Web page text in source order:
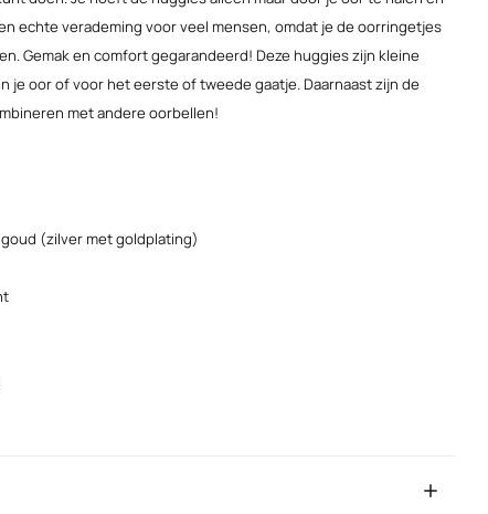
echte verademing voor veel mensen, omdat je de oorringetjes
Gemak en comfort gegarandeerd! Deze huggies zijn kleine
je oor of voor het eerste of tweede gaatje. Daarnaast zijn de
met andere oorbellen!
(zilver met goldplating)